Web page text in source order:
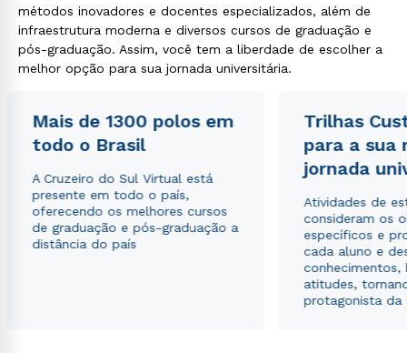
métodos inovadores e docentes especializados, além de
infraestrutura moderna e diversos cursos de graduação e
pós-graduação. Assim, você tem a liberdade de escolher a
melhor opção para sua jornada universitária.
Mais de 1300 polos em
todo o Brasil
A Cruzeiro do Sul Virtual está
presente em todo o país,
oferecendo os melhores cursos
de graduação e pós-graduação a
distância do país
Trilhas
para a sua
jornada
Atividades de
consideram os
específicos e
cada aluno e
conhecimentos,
atitudes,
protagonista da